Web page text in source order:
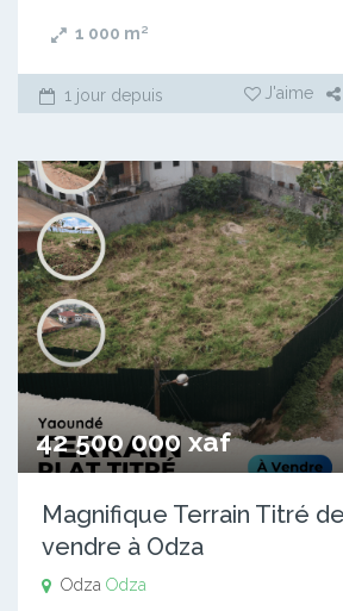
1 000 m²
1 jour depuis J'aime
42 500 000 xaf
Magnifique Terrain Titré
vendre à Odza
Odza Odza